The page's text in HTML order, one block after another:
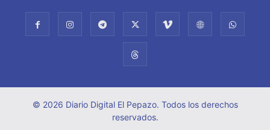
© 2026 Diario Digital El Pepazo. Todos los derechos
reservados.